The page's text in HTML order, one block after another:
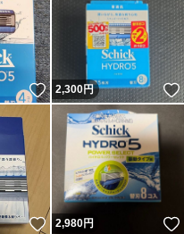
いいね！
2,300円
いいね！
2,980円